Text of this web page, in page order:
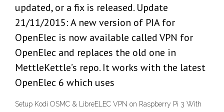
updated, or a fix is released. Update
21/11/2015: A new version of PIA for
OpenElec is now available called VPN for
OpenElec and replaces the old one in
MettleKettle’s repo. It works with the latest
OpenElec 6 which uses
Setup Kodi OSMC & LibreELEC VPN on Raspberry Pi 3 With